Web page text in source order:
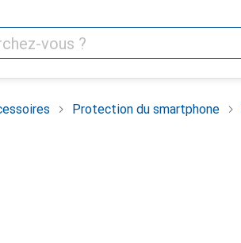
Protection du smartphone